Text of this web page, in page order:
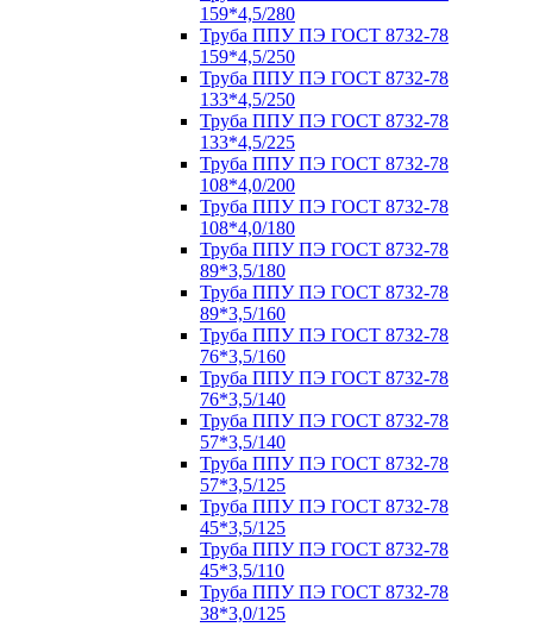
159*4,5/280
Труба ППУ ПЭ ГОСТ 8732-78
159*4,5/250
Труба ППУ ПЭ ГОСТ 8732-78
133*4,5/250
Труба ППУ ПЭ ГОСТ 8732-78
133*4,5/225
Труба ППУ ПЭ ГОСТ 8732-78
108*4,0/200
Труба ППУ ПЭ ГОСТ 8732-78
108*4,0/180
Труба ППУ ПЭ ГОСТ 8732-78
89*3,5/180
Труба ППУ ПЭ ГОСТ 8732-78
89*3,5/160
Труба ППУ ПЭ ГОСТ 8732-78
76*3,5/160
Труба ППУ ПЭ ГОСТ 8732-78
76*3,5/140
Труба ППУ ПЭ ГОСТ 8732-78
57*3,5/140
Труба ППУ ПЭ ГОСТ 8732-78
57*3,5/125
Труба ППУ ПЭ ГОСТ 8732-78
45*3,5/125
Труба ППУ ПЭ ГОСТ 8732-78
45*3,5/110
Труба ППУ ПЭ ГОСТ 8732-78
38*3,0/125